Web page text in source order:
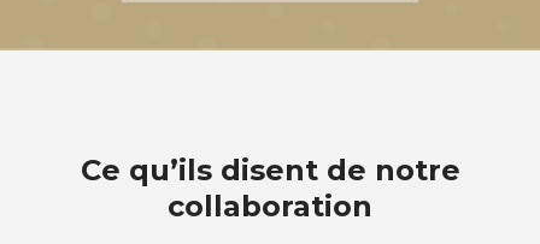
Ce qu’ils disent de notre
collaboration